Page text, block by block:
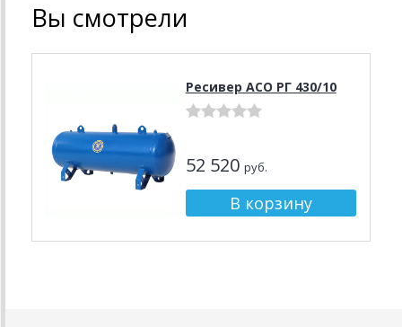
Вы смотрели
Ресивер АСО РГ 430/10
52 520 руб.